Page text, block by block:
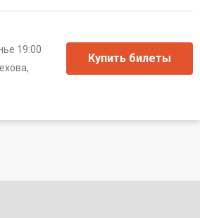
19:00